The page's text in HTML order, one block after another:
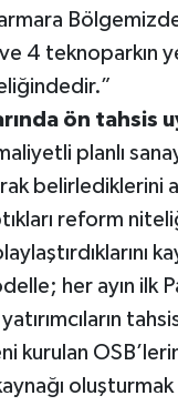
4 teknoparkın
ön tahsis
planlı
belirlediklerini
reform
her ayın ilk
yatırımcıların
kurulan
oluşturmak